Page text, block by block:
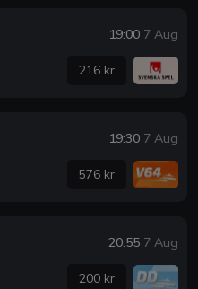
19:00 7 Aug
216 kr
19:30 7 Aug
576 kr
20:55 7 Aug
200 kr